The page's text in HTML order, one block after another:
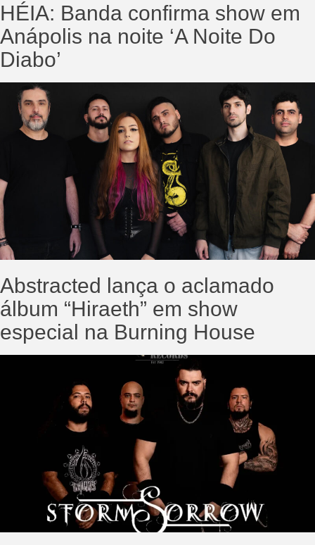
HÉIA: Banda confirma show em
Anápolis na noite ‘A Noite Do
Diabo’
Abstracted lança o aclamado
álbum “Hiraeth” em show
especial na Burning House